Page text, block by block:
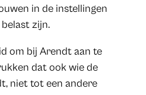
in de instellingen
zijn.
om bij Arendt aan te
dat ook wie de
niet tot een andere